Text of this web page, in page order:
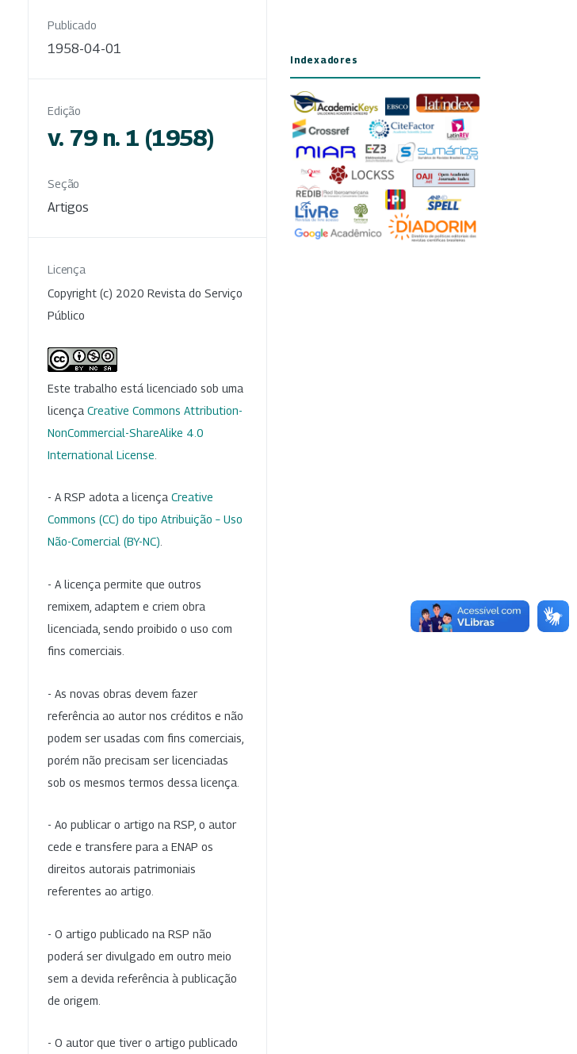
Publicado
1958-04-01
Edição
v. 79 n. 1 (1958)
Seção
Artigos
Licença
Copyright (c) 2020 Revista do Serviço
Público
Este trabalho está licenciado sob uma
licença Creative Commons Attribution-
NonCommercial-ShareAlike 4.0
International License
- A RSP adota a licença Creative
Commons (CC) do tipo Atribuição – Uso
Não-Comercial (BY-NC).
- A licença permite que outros
remixem, adaptem e criem obra
licenciada, sendo proibido o uso com
fins comerciais.
- As novas obras devem fazer
referência ao autor nos créditos e não
podem ser usadas com fins comerciais,
porém não precisam ser licenciadas
sob os mesmos termos dessa licença.
- Ao publicar o artigo na RSP, o autor
cede e transfere para a ENAP os
direitos autorais patrimoniais
referentes ao artigo.
- O artigo publicado na RSP não
poderá ser divulgado em outro meio
sem a devida referência à publicação
de origem.
- O autor que tiver o artigo publicado
Indexadores